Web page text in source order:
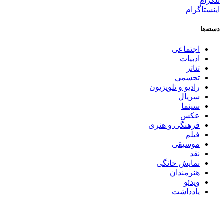
اینستاگرام
دسته‌ها
اجتماعی
ادبیات
تئاتر
تجسمی
رادیو و تلویزیون
سریال
سینما
عکس
فرهنگی و هنری
فیلم
موسیقی
نقد
نمایش خانگی
هنرمندان
ویدئو
یادداشت